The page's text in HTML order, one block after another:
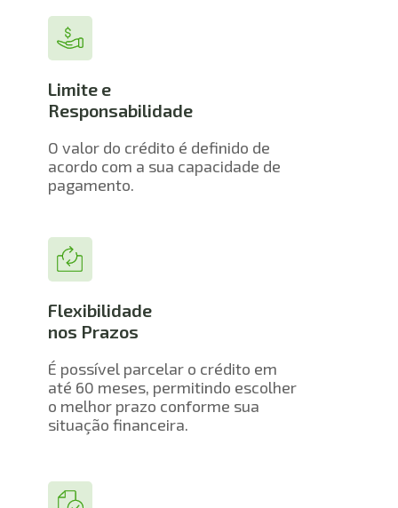
Limite e
Responsabilidade
O valor do crédito é definido de
acordo com a sua capacidade de
pagamento.
Flexibilidade
nos Prazos
É possível parcelar o crédito em
até 60 meses, permitindo escolher
o melhor prazo conforme sua
situação financeira.